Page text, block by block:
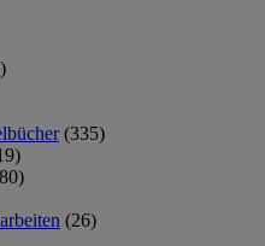
(335)
(26)